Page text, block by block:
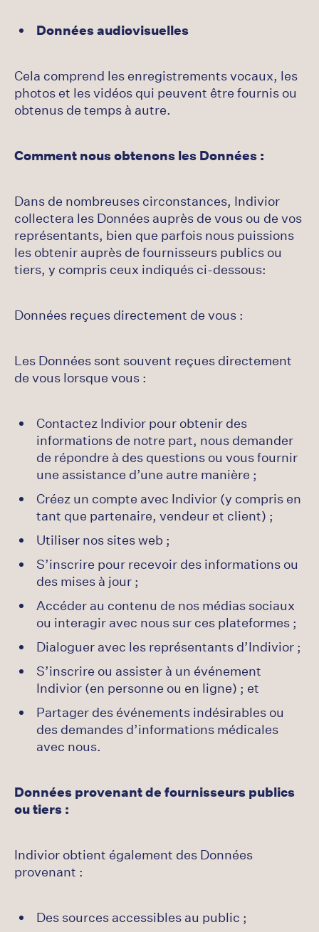
Données audiovisuelles
Cela comprend les enregistrements vocaux, les
photos et les vidéos qui peuvent être fournis ou
obtenus de temps à autre.
Comment nous obtenons les Données :
Dans de nombreuses circonstances, Indivior
collectera les Données auprès de vous ou de vos
représentants, bien que parfois nous puissions
les obtenir auprès de fournisseurs publics ou
tiers, y compris ceux indiqués ci-dessous:
Données reçues directement de vous :
Les Données sont souvent reçues directement
de vous lorsque vous :
Contactez Indivior pour obtenir des
informations de notre part, nous demander
de répondre à des questions ou vous fournir
une assistance d’une autre manière ;
Créez un compte avec Indivior (y compris en
tant que partenaire, vendeur et client) ;
Utiliser nos sites web ;
S’inscrire pour recevoir des informations ou
des mises à jour ;
Accéder au contenu de nos médias sociaux
ou interagir avec nous sur ces plateformes ;
Dialoguer avec les représentants d’Indivior ;
S’inscrire ou assister à un événement
Indivior (en personne ou en ligne) ; et
Partager des événements indésirables ou
des demandes d’informations médicales
avec nous.
Données provenant de fournisseurs publics
ou tiers :
Indivior obtient également des Données
provenant :
Des sources accessibles au public ;